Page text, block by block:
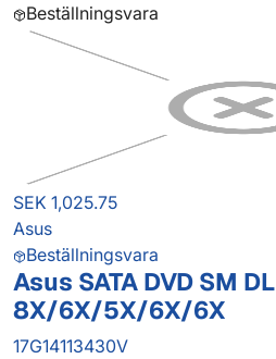
Beställningsvara
SEK 1,025.75
Asus
Beställningsvara
Asus SATA DVD SM DL
8X/6X/5X/6X/6X
17G14113430V